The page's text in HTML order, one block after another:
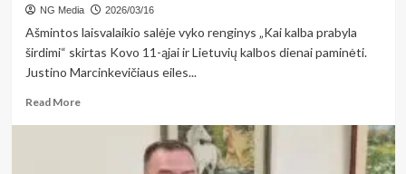
NG Media 2026/03/16
Ašmintos laisvalaikio salėje vyko renginys „Kai kalba prabyla
širdimi“ skirtas Kovo 11-ąjai ir Lietuvių kalbos dienai paminėti.
Justino Marcinkevičiaus eiles...
Read MoreRead